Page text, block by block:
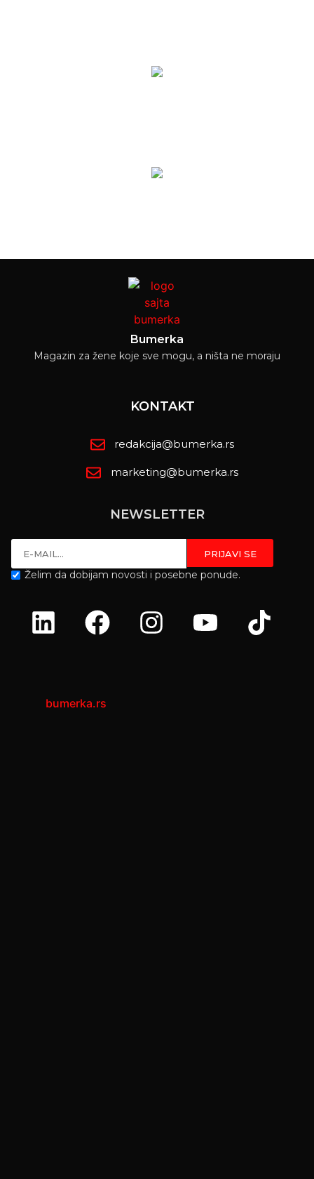
Bumerka
Magazin za žene koje sve mogu, a ništa ne moraju
KONTAKT
redakcija@bumerka.rs
marketing@bumerka.rs
NEWSLETTER
Želim da dobijam novosti i posebne ponude.
bumerka.rs